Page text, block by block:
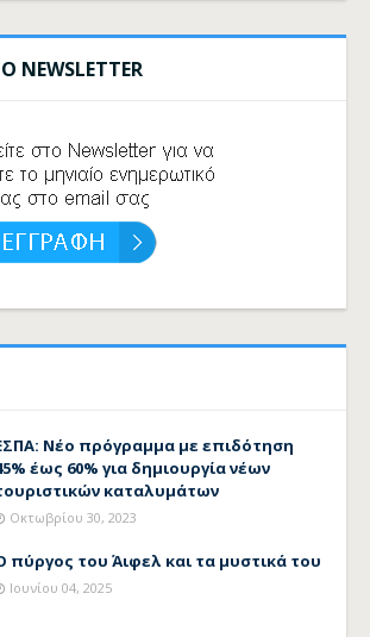
NEWSLETTER
Νέο πρόγραμμα με επιδότηση
έως 60% για δημιουργία νέων
καταλυμάτων
Οκτωβρίου 30, 2023
πύργος του Άιφελ και τα μυστικά του
Ιουνίου 04, 2025